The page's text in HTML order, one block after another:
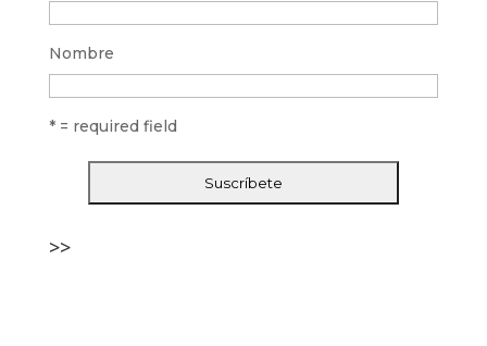
Nombre
* = required field
>>